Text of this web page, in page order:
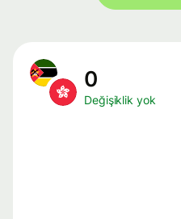
0
Değişiklik yok